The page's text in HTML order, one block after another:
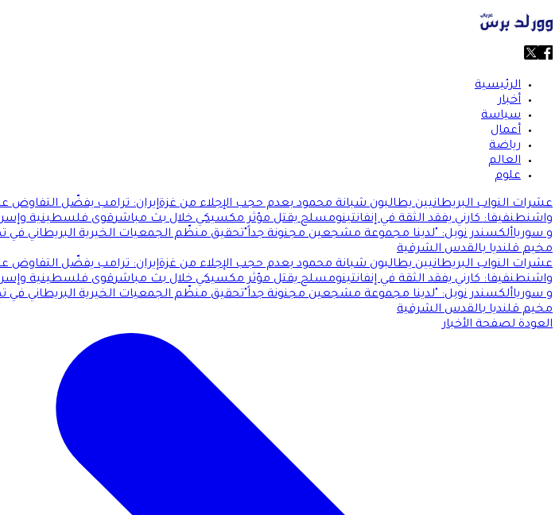
الرئيسية
أخبار
سياسة
أعمال
رياضة
العالم
علوم
عشرات النواب البريطانيين يطالبون شبانة محمود بعدم حجب الإجلاء من غزةإيران: ترامب يفضّل التفاوض
واشنطنفيفا: كارني يفقد الثقة في إنفانتينومسلح يقتل مؤثر مكسيكي خلال بث مباشرقوى فلسطينية
و سورياألكسندر نوبل: "لدينا مجموعة مشجعين مجنونة جداً"تحقيق منظّم الجمعيات الخيرية البريطاني في
مخيم قلنديا بالقدس الشرقية
عشرات النواب البريطانيين يطالبون شبانة محمود بعدم حجب الإجلاء من غزةإيران: ترامب يفضّل التفاوض
واشنطنفيفا: كارني يفقد الثقة في إنفانتينومسلح يقتل مؤثر مكسيكي خلال بث مباشرقوى فلسطينية
و سورياألكسندر نوبل: "لدينا مجموعة مشجعين مجنونة جداً"تحقيق منظّم الجمعيات الخيرية البريطاني في
مخيم قلنديا بالقدس الشرقية
العودة لصفحة الأخبار